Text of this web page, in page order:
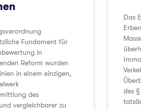
Fundament für
in
Reform wurden
in einem einzigen,
des
vergleichbarer zu
Das
des